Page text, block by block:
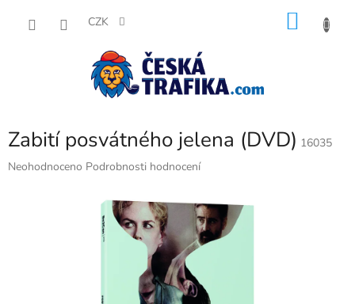
CZK
Zabití posvátného jelena (DVD) 16035
Průměrné
Neohodnoceno Podrobnosti hodnocení